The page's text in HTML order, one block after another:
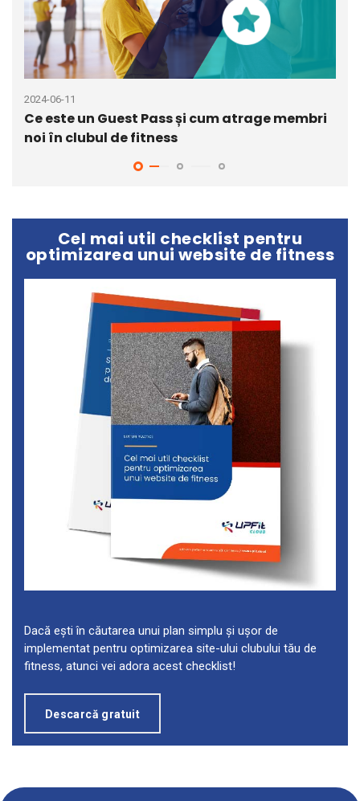
2024-06-11
Ce este un Guest Pass și cum atrage membri
noi în clubul de fitness
Cel mai util checklist pentru
optimizarea unui website de fitness
Dacă ești în căutarea unui plan simplu și ușor de
implementat pentru optimizarea site-ului clubului tău de
fitness, atunci vei adora acest checklist!
Descarcă gratuit